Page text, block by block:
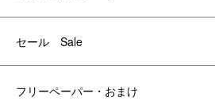
セール Sale
フリーペーパー・おまけ